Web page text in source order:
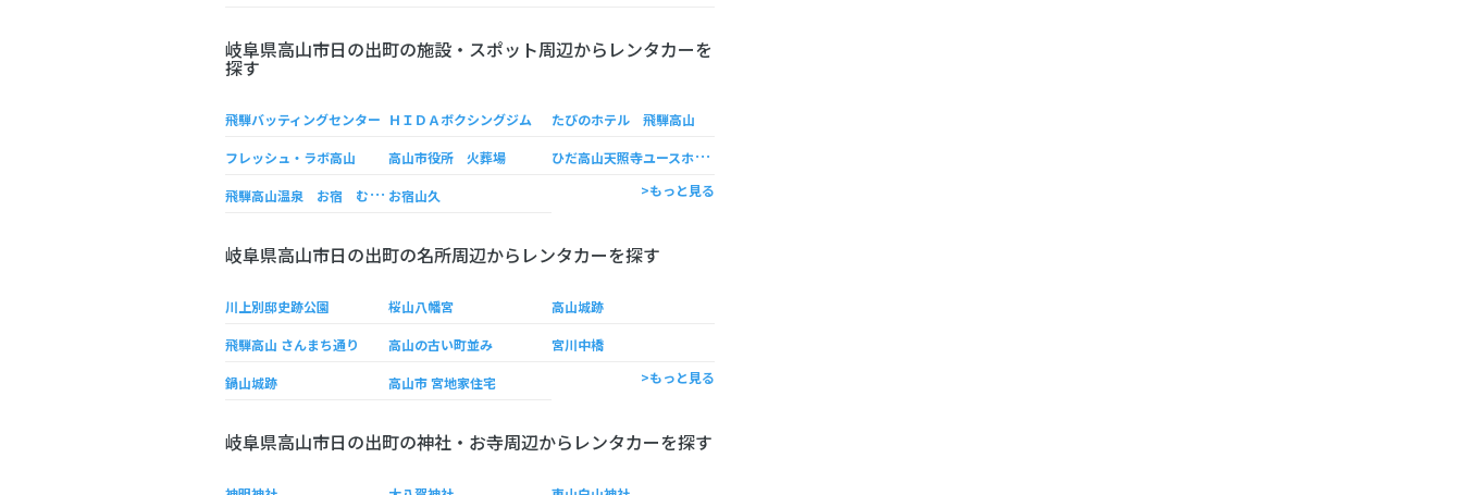
岐阜県高山市日の出町の施設・スポット周辺からレンタカーを
探す
飛騨バッティングセンター ＨＩＤＡボクシングジム たびのホテル 飛騨高山
フレッシュ・ラボ高山 高山市役所 火葬場 ひ
だ高山天照寺ユースホステル
飛
騨高山温泉 お宿 むひょうかん（霧氷館） お宿山久 >もっと見る
岐阜県高山市日の出町の名所周辺からレンタカーを探す
川上別邸史跡公園 桜山八幡宮 高山城跡
飛騨高山 さんまち通り 高山の古い町並み 宮川中橋
鍋山城跡 高山市 宮地家住宅 >もっと見る
岐阜県高山市日の出町の神社・お寺周辺からレンタカーを探す